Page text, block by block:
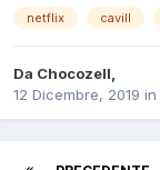
netflix cavill
Da Chocozell,
12 Dicembre, 2019 in